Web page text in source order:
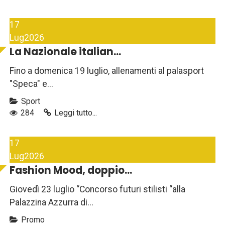
17
Lug2026
La Nazionale italian...
Fino a domenica 19 luglio, allenamenti al palasport
"Speca" e...
Sport
284
Leggi tutto...
17
Lug2026
Fashion Mood, doppio...
Giovedì 23 luglio “Concorso futuri stilisti “alla
Palazzina Azzurra di...
Promo